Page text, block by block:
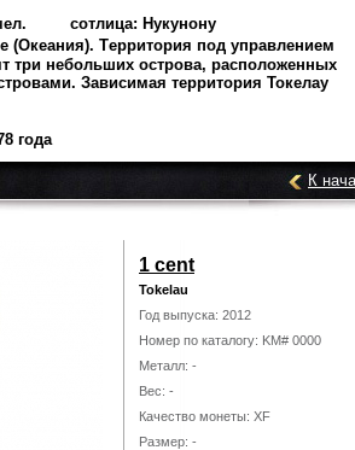
сотлица: Нукунону
(Океания). Территория под управлением
три небольших острова, расположенных
. Зависимая территория Токелау
года
К
1 cent
Tokelau
Год выпуска: 2012
Номер по каталогу: KM# 0000
Металл: -
Вес: -
Качество монеты: XF
Размер: -